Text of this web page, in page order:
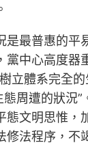
是最普惠的平
黨中心高度器
立體系完全的
態周遭的狀況
態文明思惟，
修法程序，不